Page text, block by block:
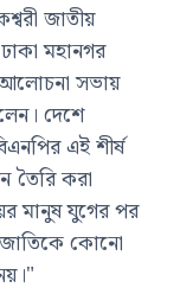
জাতীয়
ঢাকা মহানগর
সভায়
দেশে
এই শীর্ষ
তৈরি করা
মানুষ যুগের পর
কোনো